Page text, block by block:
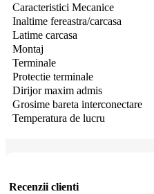
Caracteristici Mecanice
Inaltime fereastra/carcasa
Latime carcasa
Montaj
Terminale
Protectie terminale
Dirijor maxim admis
Grosime bareta interconectare
Temperatura de lucru
Recenzii clienti